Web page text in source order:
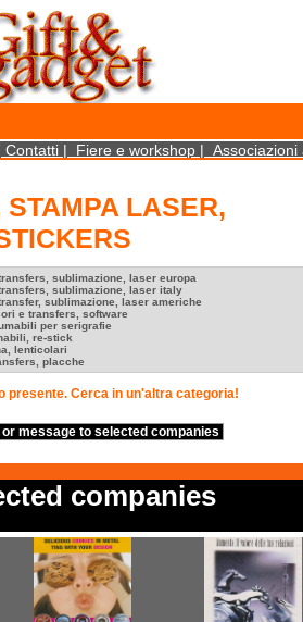
By using this site, you agree that we may store and
personal details whatsoever. More Info? http://
Contatti | Fiere e workshop | Associazioni
LASER,
sublimazione, laser europa
sublimazione, laser italy
sublimazione, laser americhe
e transfers, software
per serigrafie
re-stick
lenticolari
placche
presente. Cerca in un'altra categoria!
message to selected companies
companies